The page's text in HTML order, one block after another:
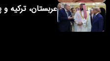
عربستان، ترکیه